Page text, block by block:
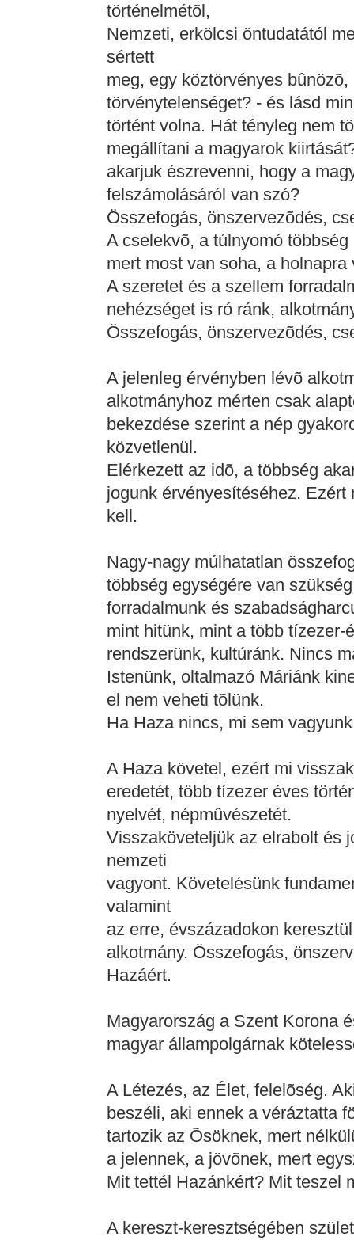
történelmétõl,
Nemzeti, erkölcsi öntudatától
sértett
meg, egy köztörvényes
törvénytelenséget? - és lásd
történt volna. Hát tényleg nem
megállítani a magyarok
akarjuk észrevenni, hogy a
felszámolásáról van szó?
Összefogás, önszervezõdés,
A cselekvõ, a túlnyomó
mert most van soha, a
A szeretet és a szellem
nehézséget is ró ránk,
Összefogás, önszervezõdés,
A jelenleg érvényben lévõ
alkotmányhoz mérten csak
bekezdése szerint a nép
közvetlenül.
Elérkezett az idõ, a többség
jogunk érvényesítéséhez.
kell.
Nagy-nagy múlhatatlan
többség egységére van
forradalmunk és
mint hitünk, mint a több
rendszerünk, kultúránk. Nincs
Istenünk, oltalmazó Máriánk
el nem veheti tõlünk.
Ha Haza nincs, mi sem
A Haza követel, ezért mi
eredetét, több tízezer éves
nyelvét, népmûvészetét.
Visszaköveteljük az elrabolt és
nemzeti
vagyont. Követelésünk
valamint
az erre, évszázadokon
alkotmány. Összefogás,
Hazáért.
Magyarország a Szent Korona
magyar állampolgárnak
A Létezés, az Élet, felelõség.
beszéli, aki ennek a véráztatta
tartozik az Õsöknek, mert
a jelennek, a jövõnek, mert
Mit tettél Hazánkért? Mit teszel
A kereszt-keresztségében